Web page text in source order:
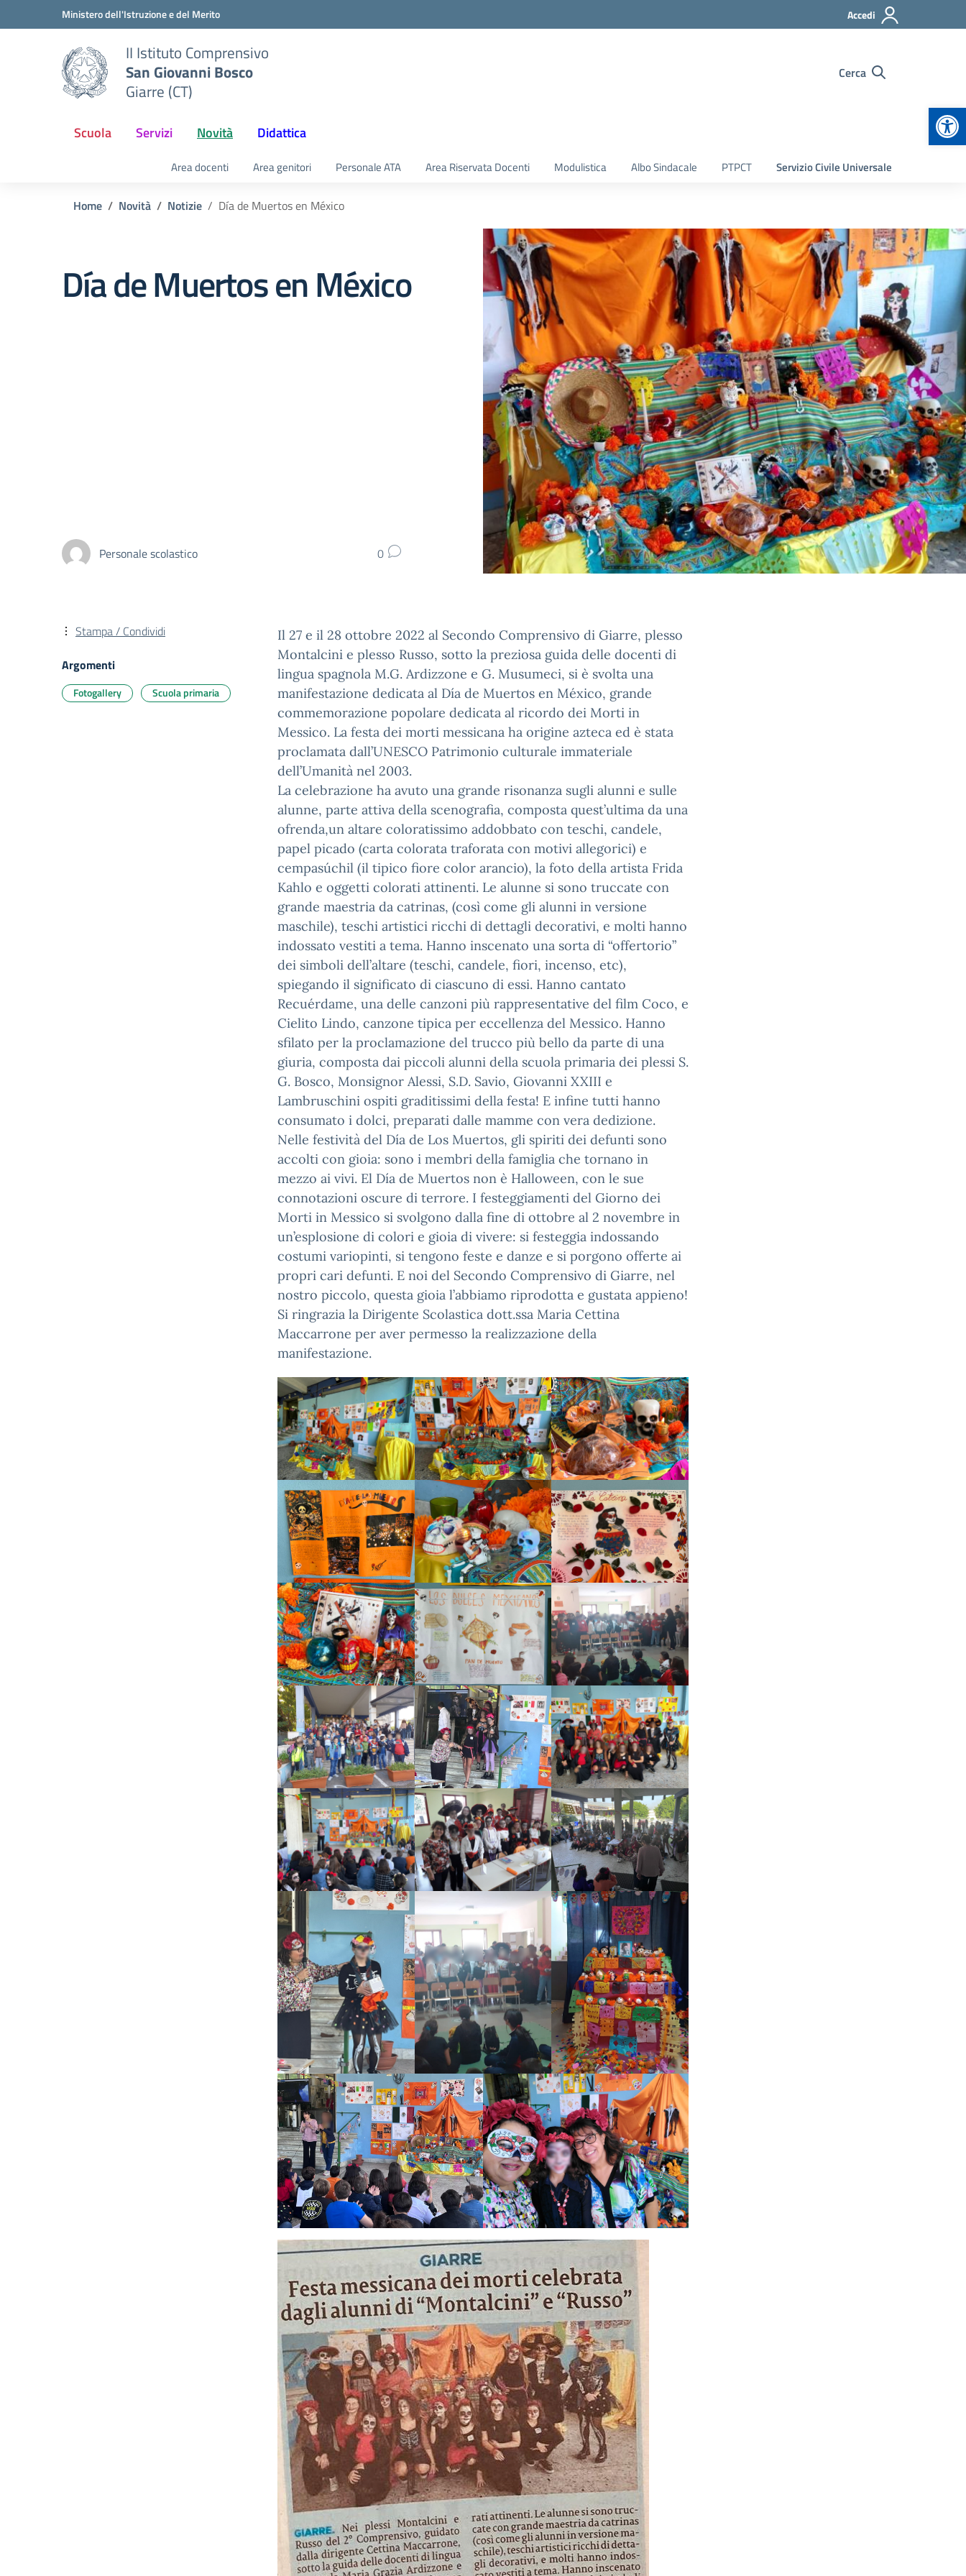
Vai ai contenuti
Vai al menu di navigazioneMinistero dell'Istruzione e del Merito Accedi
II Istituto Comprensivo
San Giovanni Bosco
Giarre (CT)
Cerca
Scuola Servizi Novità Didattica
Area docenti Area genitori Personale ATA Area Riservata Docenti Modulistica Albo Sindacale PTPCT Servizio Civile Universale
Home Novità Notizie Día de Muertos en México
Día de Muertos en México
Personale scolastico 0
Il 27 e il 28 ottobre 2022 al Secondo Comprensivo di Giarre, plesso
Montalcini e plesso Russo, sotto la preziosa guida delle docenti di
lingua spagnola M.G. Ardizzone e G. Musumeci, si è svolta una
manifestazione dedicata al Día de Muertos en México, grande
commemorazione popolare dedicata al ricordo dei Morti in
Messico. La festa dei morti messicana ha origine azteca ed è stata
proclamata dall’UNESCO Patrimonio culturale immateriale
dell’Umanità nel 2003.
La celebrazione ha avuto una grande risonanza sugli alunni e sulle
alunne, parte attiva della scenografia, composta quest’ultima da una
ofrenda,un altare coloratissimo addobbato con teschi, candele,
papel picado (carta colorata traforata con motivi allegorici) e
cempasúchil (il tipico fiore color arancio), la foto della artista Frida
Kahlo e oggetti colorati attinenti. Le alunne si sono truccate con
grande maestria da catrinas, (così come gli alunni in versione
maschile), teschi artistici ricchi di dettagli decorativi, e molti hanno
indossato vestiti a tema. Hanno inscenato una sorta di “offertorio”
dei simboli dell’altare (teschi, candele, fiori, incenso, etc),
spiegando il significato di ciascuno di essi. Hanno cantato
Recuérdame, una delle canzoni più rappresentative del film Coco, e
Cielito Lindo, canzone tipica per eccellenza del Messico. Hanno
sfilato per la proclamazione del trucco più bello da parte di una
giuria, composta dai piccoli alunni della scuola primaria dei plessi S.
G. Bosco, Monsignor Alessi, S.D. Savio, Giovanni XXIII e
Lambruschini ospiti graditissimi della festa! E infine tutti hanno
consumato i dolci, preparati dalle mamme con vera dedizione.
Nelle festività del Día de Los Muertos, gli spiriti dei defunti sono
accolti con gioia: sono i membri della famiglia che tornano in
mezzo ai vivi. El Día de Muertos non è Halloween, con le sue
connotazioni oscure di terrore. I festeggiamenti del Giorno dei
Morti in Messico si svolgono dalla fine di ottobre al 2 novembre in
un’esplosione di colori e gioia di vivere: si festeggia indossando
costumi variopinti, si tengono feste e danze e si porgono offerte ai
propri cari defunti. E noi del Secondo Comprensivo di Giarre, nel
nostro piccolo, questa gioia l’abbiamo riprodotta e gustata appieno!
Si ringrazia la Dirigente Scolastica dott.ssa Maria Cettina
Maccarrone per aver permesso la realizzazione della
manifestazione.
Stampa / Condividi
Argomenti
Fotogallery Scuola primaria